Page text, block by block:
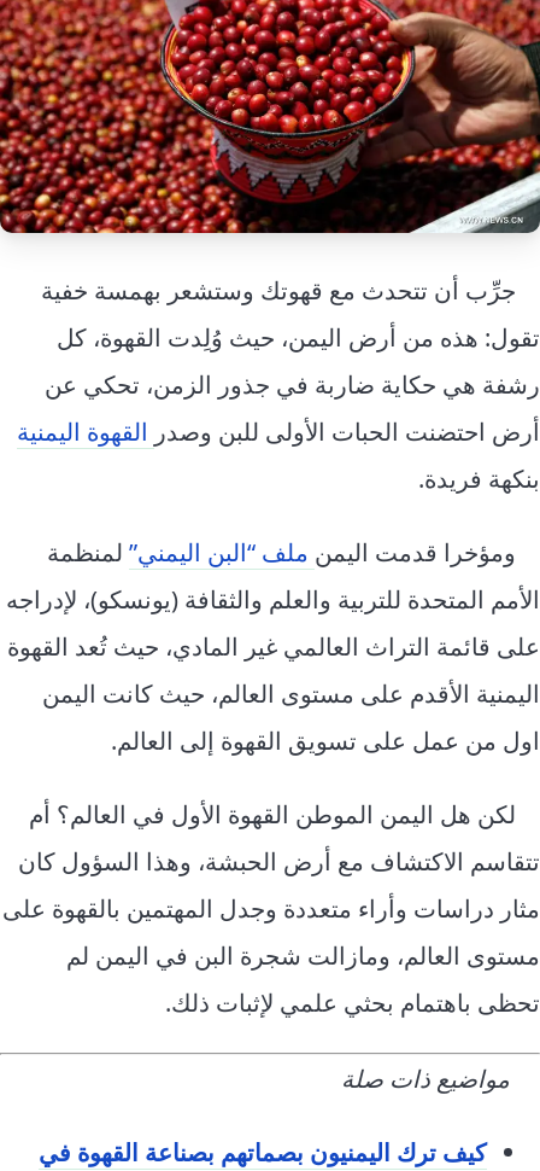
قضايا
معيشة
قصة
انفوجرافيك
قصص رقمية
تقارير صور
فيديو
جرِّب أن تتحدث مع قهوتك وستشعر بهمسة خفية
تقول: هذه من أرض اليمن، حيث وُلِدت القهوة، كل
رشفة هي حكاية ضاربة في جذور الزمن، تحكي عن
أرض احتضنت الحبات الأولى للبن وصدر القهوة اليمنية
بنكهة فريدة.
ومؤخرا قدمت اليمن ملف “البن اليمني” لمنظمة
الأمم المتحدة للتربية والعلم والثقافة (يونسكو)، لإدراجه
على قائمة التراث العالمي غير المادي، حيث تُعد القهوة
اليمنية الأقدم على مستوى العالم، حيث كانت اليمن
اول من عمل على تسويق القهوة إلى العالم.
لكن هل اليمن الموطن القهوة الأول في العالم؟ أم
تتقاسم الاكتشاف مع أرض الحبشة، وهذا السؤول كان
مثار دراسات وأراء متعددة وجدل المهتمين بالقهوة على
مستوى العالم، ومازالت شجرة البن في اليمن لم
تحظى باهتمام بحثي علمي لإثبات ذلك.
مواضيع ذات صلة
كيف ترك اليمنيون بصماتهم بصناعة القهوة في